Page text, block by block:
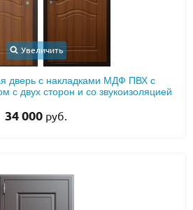
Увеличить
дверь с накладками МДФ ПВХ с
с двух сторон и со звукоизоляцией
34 000 руб.